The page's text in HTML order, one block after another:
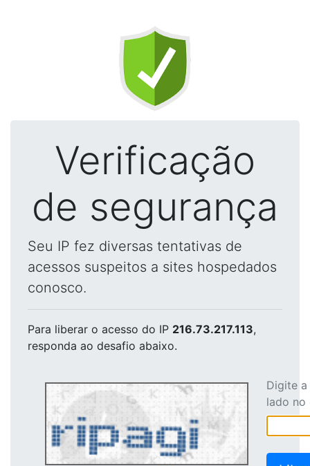
Verificação
de segurança
Seu IP fez diversas tentativas de
acessos suspeitos a sites hospedados
conosco.
Para liberar o acesso do IP 216.73.217.113,
responda ao desafio abaixo.
Digite
lado no